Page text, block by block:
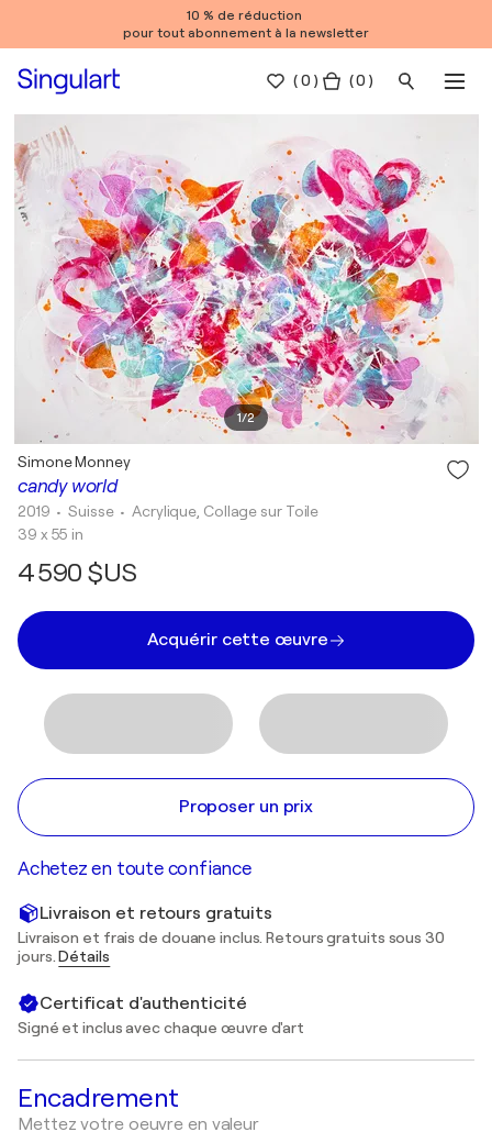
10 % de réduction
pour tout abonnement à la newsletter
(0 ) ( 0 )
1/2
candy world
Simone Monney
2019 • Suisse •Acrylique, Collage sur Toile
39 x 55 in
4 590 $US
Acquérir cette œuvre
Proposer un prix
Achetez en toute confiance
Livraison et retours gratuits
Livraison et frais de douane inclus. Retours gratuits sous 30
jours.Détails
Certificat d'authenticité
Signé et inclus avec chaque œuvre d'art
Encadrement
Mettez votre oeuvre en valeur